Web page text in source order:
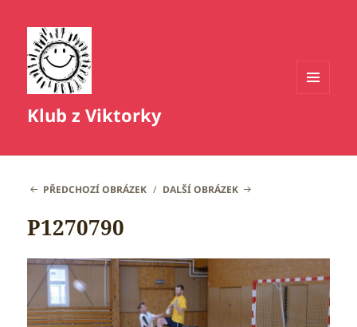
Klub z Viktorky
PŘEDCHOZÍ OBRÁZEK DALŠÍ OBRÁZEK
P1270790